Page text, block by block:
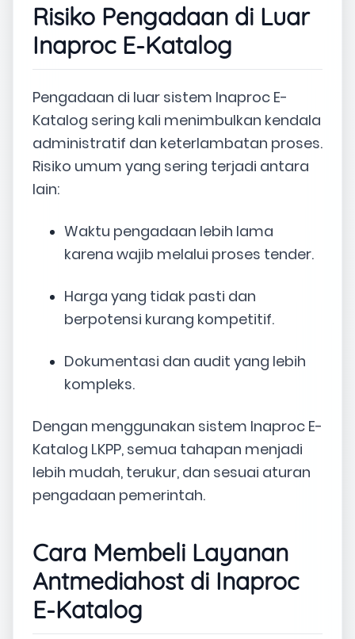
Risiko Pengadaan di Luar
Inaproc E-Katalog
Pengadaan di luar sistem Inaproc E-
Katalog sering kali menimbulkan kendala
administratif dan keterlambatan proses.
Risiko umum yang sering terjadi antara
lain:
Waktu pengadaan lebih lama
karena wajib melalui proses tender.
Harga yang tidak pasti dan
berpotensi kurang kompetitif.
Dokumentasi dan audit yang lebih
kompleks.
Dengan menggunakan sistem Inaproc E-
Katalog LKPP, semua tahapan menjadi
lebih mudah, terukur, dan sesuai aturan
pengadaan pemerintah.
Cara Membeli Layanan
Antmediahost di Inaproc
E-Katalog